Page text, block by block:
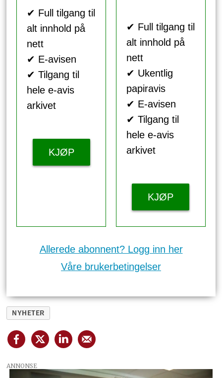
✔ Full tilgang til
alt innhold på
nett
✔ E-avisen
✔ Tilgang til
hele e-avis
arkivet
KJØP
✔ Full tilgang til
alt innhold på
nett
✔ Ukentlig
papiravis
✔ E-avisen
✔ Tilgang til
hele e-avis
arkivet
KJØP
Allerede abonnent? Logg inn her
Våre brukerbetingelser
NYHETER
ANNONSE